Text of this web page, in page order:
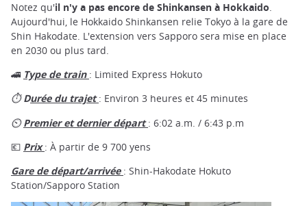
Notez qu'il n'y a pas encore de Shinkansen à Hokkaido.
Aujourd'hui, le Hokkaido Shinkansen relie Tokyo à la gare de
Shin Hakodate. L'extension vers Sapporo sera mise en place
en 2030 ou plus tard.
🚄 Type de train : Limited Express Hokuto
⏱ Durée du trajet: Environ 3 heures et 45 minutes
⏲Premier et dernier départ: 6:02 a.m. / 6:43 p.m
💶 Prix: À partir de 9 700 yens
Gare de départ/arrivée : Shin-Hakodate Hokuto
Station/Sapporo Station